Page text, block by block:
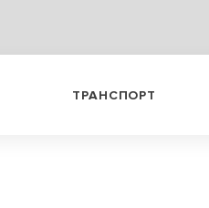
ТРАНСПОРТ